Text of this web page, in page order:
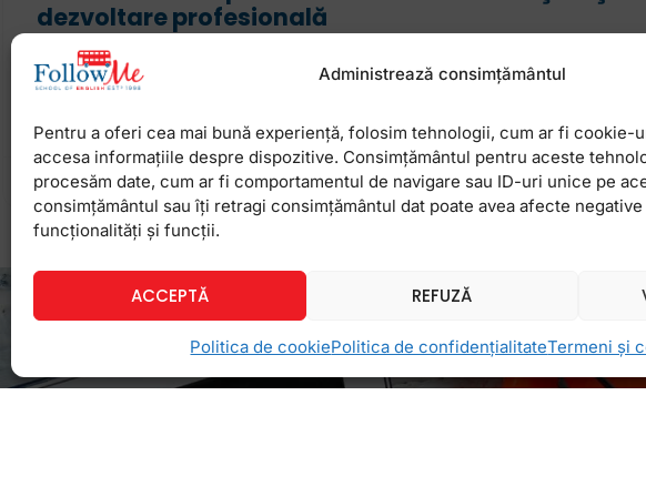
Administrează consimțământul
Pentru a oferi cea mai bună experiență, folosim tehnologii, cum ar fi cookie-
accesa informațiile despre dispozitive. Consimțământul pentru aceste
procesăm date, cum ar fi comportamentul de navigare sau ID-uri unice pe
consimțământul sau îți retragi consimțământul dat poate avea afecte
funcționalități și funcții.
ACCEPTĂ REFUZĂ
Politica de cookiePolitica de confidențialitateTermeni și
dezvoltare profesională
„Omul cât trăieşte învaţă.” În limbaj modern, asta se numeşte CPD –
„Continuous Professional Development”. Nu e un moft, un truc
5 noiembrie 2020 Niciun comentariu